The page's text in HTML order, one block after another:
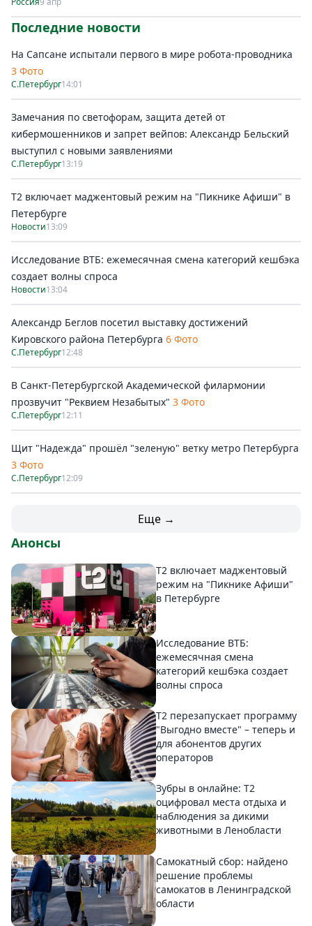
Последние новости
На Сапсане испытали первого в мире робота-проводника
3 Фото
С.Петербург14:01
Замечания по светофорам, защита детей от
кибермошенников и запрет вейпов: Александр Бельский
выступил с новыми заявлениями
С.Петербург13:19
Т2 включает маджентовый режим на "Пикнике Афиши" в
Петербурге
Новости13:09
Исследование ВТБ: ежемесячная смена категорий кешбэка
создает волны спроса
Новости13:04
Александр Беглов посетил выставку достижений
Кировского района Петербурга 6 Фото
С.Петербург12:48
В Санкт-Петербургской Академической филармонии
прозвучит "Реквием Незабытых" 3 Фото
С.Петербург12:11
Щит "Надежда" прошёл "зеленую" ветку метро Петербурга
3 Фото
С.Петербург12:09
Еще →
Анонсы
Т2 включает маджентовый
режим на "Пикнике Афиши"
в Петербурге
Исследование ВТБ:
ежемесячная смена
категорий кешбэка создает
волны спроса
Т2 перезапускает программу
"Выгодно вместе" – теперь и
для абонентов других
операторов
Зубры в онлайне: Т2
оцифровал места отдыха и
наблюдения за дикими
животными в Ленобласти
Самокатный сбор: найдено
решение проблемы
самокатов в Ленинградской
области